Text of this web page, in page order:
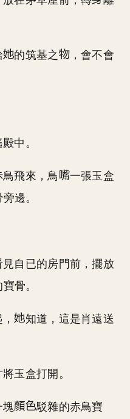
的筑基之
，會不會
中。
飛來，鳥
一張玉盒
邊。
自已的房門前，擺放
寶骨。
，
知道，這是肖遠送
玉盒打開。
塊 駁雜的赤鳥寶